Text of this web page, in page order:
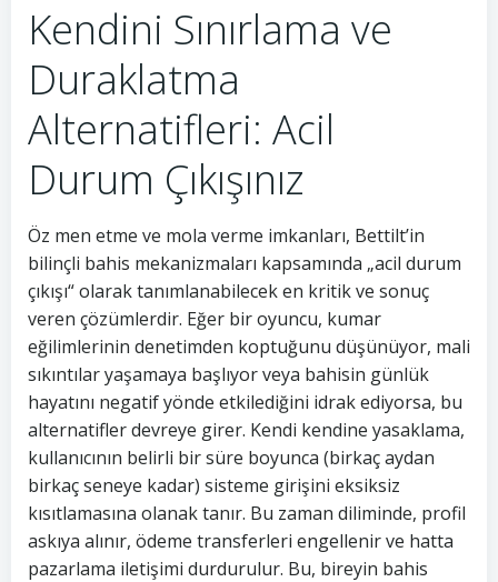
Kendini Sınırlama ve
Duraklatma
Alternatifleri: Acil
Durum Çıkışınız
Öz men etme ve mola verme imkanları, Bettilt’in
bilinçli bahis mekanizmaları kapsamında „acil durum
çıkışı“ olarak tanımlanabilecek en kritik ve sonuç
veren çözümlerdir. Eğer bir oyuncu, kumar
eğilimlerinin denetimden koptuğunu düşünüyor, mali
sıkıntılar yaşamaya başlıyor veya bahisin günlük
hayatını negatif yönde etkilediğini idrak ediyorsa, bu
alternatifler devreye girer. Kendi kendine yasaklama,
kullanıcının belirli bir süre boyunca (birkaç aydan
birkaç seneye kadar) sisteme girişini eksiksiz
kısıtlamasına olanak tanır. Bu zaman diliminde, profil
askıya alınır, ödeme transferleri engellenir ve hatta
pazarlama iletişimi durdurulur. Bu, bireyin bahis